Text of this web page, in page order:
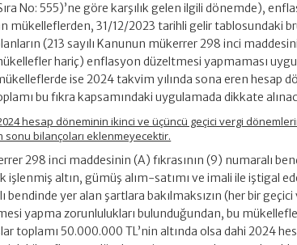
No: 555)’ne göre karşılık gelen ilgili dönemde),
mükelleflerden, 31/12/2023 tarihli gelir tablosundaki
(213 sayılı Kanunun mükerrer 298 inci
hariç) enflasyon düzeltmesi yapmaması
ise 2024 takvim yılında sona eren hesap
bu fıkra kapsamındaki uygulamada dikkate
hesap döneminin ikinci ve üçüncü geçici vergi
bilançoları eklenmeyecektir.
298 inci maddesinin (A) fıkrasının (9) numaralı
işlenmiş altın, gümüş alım-satımı ve imali ile iştigal
bendinde yer alan şartlara bakılmaksızın (her bir
yapma zorunlulukları bulunduğundan, bu
toplamı 50.000.000 TL’nin altında olsa dahi 2024